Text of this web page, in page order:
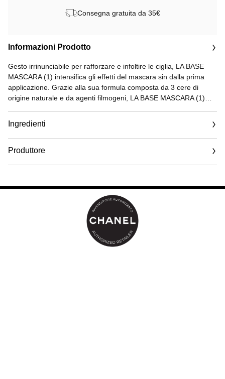
Consegna gratuita da 35€
Informazioni Prodotto
Gesto irrinunciabile per rafforzare e infoltire le ciglia, LA BASE
MASCARA (1) intensifica gli effetti del mascara sin dalla prima
applicazione. Grazie alla sua formula composta da 3 cere di
origine naturale e da agenti filmogeni, LA BASE MASCARA (1)
incurva per 8 ore (2), per uno sguardo magnetico.
LA BASE MASCARA di CHANEL si applica in modo uniforme e
avvolge le ciglia per offrire loro elasticità, volume e lunghezza
giorno dopo giorno.
Ingredienti
Produttore